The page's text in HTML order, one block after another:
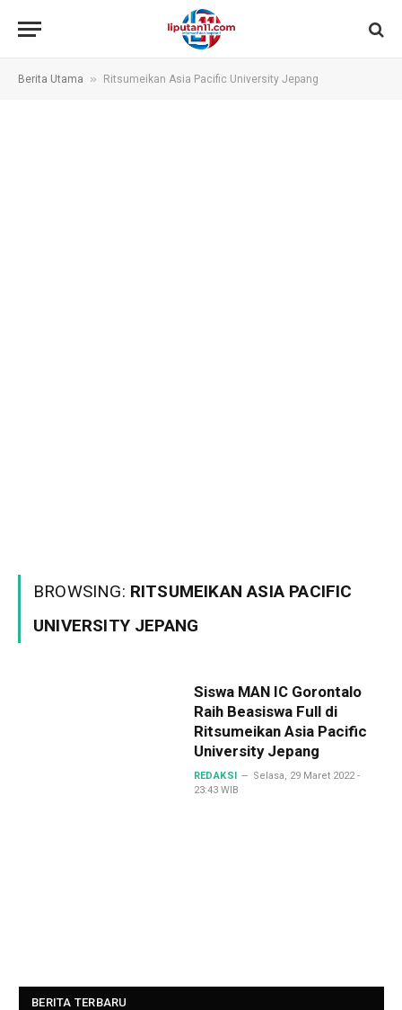
Berita Utama » Ritsumeikan Asia Pacific University Jepang
BROWSING: RITSUMEIKAN ASIA PACIFIC
UNIVERSITY JEPANG
Siswa MAN IC Gorontalo
Raih Beasiswa Full di
Ritsumeikan Asia Pacific
University Jepang
REDAKSI
Selasa, 29 Maret 2022 -
23:43 WIB
BERITA TERBARU